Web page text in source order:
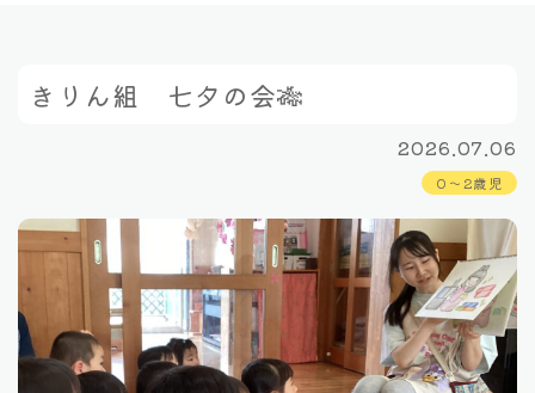
きりん組 七夕の会🎋
2026.07.06
0～2歳児